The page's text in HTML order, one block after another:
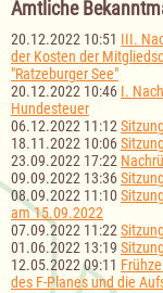
Amtliche
20.12.2022 10:51 III.
der Kosten der
"Ratzeburger See"
20.12.2022 10:46 I.
Hundesteuer
06.12.2022 11:12
18.11.2022 10:06
23.09.2022 17:22
09.09.2022 13:36
08.09.2022 11:10
am 15.09.2022
07.09.2022 11:22
01.06.2022 13:19
12.05.2022 09:11
des F-Planes und die